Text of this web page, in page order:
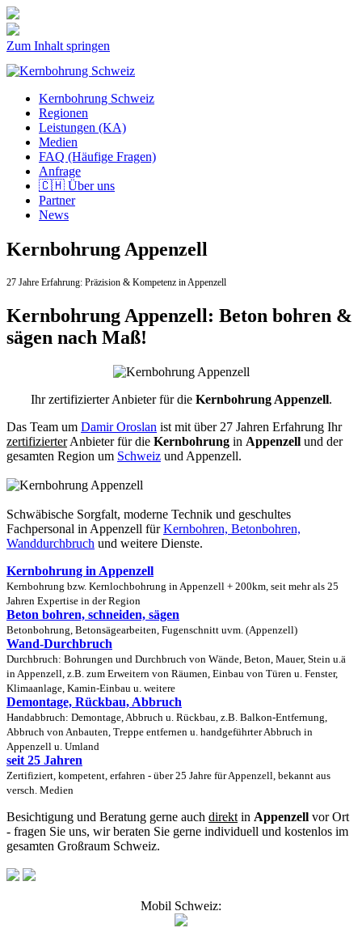
Zum Inhalt springen
Kernbohrung Schweiz
Regionen
Leistungen (KA)
Medien
FAQ (Häufige Fragen)
Anfrage
🇨🇭 Über uns
Partner
News
Kernbohrung Appenzell
27 Jahre Erfahrung: Präzision & Kompetenz in Appenzell
Kernbohrung Appenzell: Beton bohren &
sägen nach Maß!
Ihr zertifizierter Anbieter für die Kernbohrung Appenzell.
Das Team um Damir Oroslan ist mit über 27 Jahren Erfahrung Ihr
zertifizierterAnbieter für die Kernbohrung in Appenzell und der
gesamten Region um Schweiz und Appenzell.
Schwäbische Sorgfalt, moderne Technik und geschultes
Fachpersonal in Appenzell fürKernbohren, Betonbohren,
Wanddurchbruch und weitere Dienste.
Kernbohrung in Appenzell
Kernbohrung bzw. Kernlochbohrung in Appenzell + 200km, seit mehr als 25
Jahren Expertise in der Region
Beton bohren, schneiden, sägen
Betonbohrung, Betonsägearbeiten, Fugenschnitt uvm. (Appenzell)
Wand-Durchbruch
Durchbruch: Bohrungen und Durchbruch von Wände, Beton, Mauer, Stein u.ä
in Appenzell, z.B. zum Erweitern von Räumen, Einbau von Türen u. Fenster,
Klimaanlage, Kamin-Einbau u. weitere
Demontage, Rückbau, Abbruch
Handabbruch: Demontage, Abbruch u. Rückbau, z.B. Balkon-Entfernung,
Abbruch von Anbauten, Treppe entfernen u. handgeführter Abbruch in
Appenzell u. Umland
seit 25 Jahren
Zertifiziert, kompetent, erfahren - über 25 Jahre für Appenzell, bekannt aus
versch. Medien
Besichtigung und Beratung gerne auch direkt in Appenzell vor Ort
- fragen Sie uns, wir beraten Sie gerne individuell und kostenlos im
gesamten Großraum Schweiz.
Mobil Schweiz: